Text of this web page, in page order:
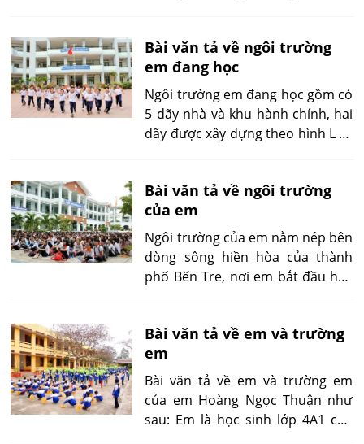
Bài văn tả về ngôi trường
em đang học
Ngôi trường em đang học gồm có
5 dãy nhà và khu hành chính, hai
dãy được xây dựng theo hình L và
Bài văn tả về ngôi trường
của em
Ngôi trường của em nằm nép bên
dòng sông hiền hòa của thành
phố Bến Tre, nơi em bắt đầu học
quý ngôi trường này như những
ngày đầu bỡ ngỡ...
Bài văn tả về em và trường
em
Bài văn tả về em và trường em
của em Hoàng Ngọc Thuận như
sau: Em là học sinh lớp 4A1 của